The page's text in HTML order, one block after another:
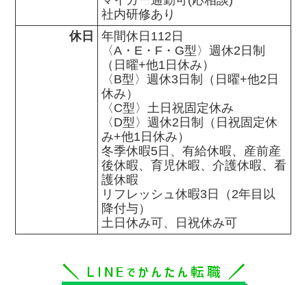
社内研修あり
休日
年間休日112日
〈A・E・F・G型〉週休2日制
（日曜+他1日休み）
〈B型〉週休3日制（日曜+他2日
休み）
〈C型〉土日祝固定休み
〈D型〉週休2日制（日祝固定休
み+他1日休み）
冬季休暇5日、有給休暇、産前産
後休暇、育児休暇、介護休暇、看
護休暇
リフレッシュ休暇3日（2年目以
降付与）
土日休み可、日祝休み可